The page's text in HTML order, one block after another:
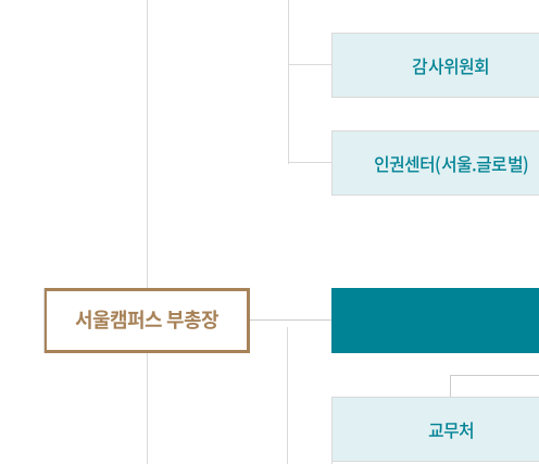
감사위원회
인권센터(서울.글로벌)
서울캠퍼스 부총장
교무처